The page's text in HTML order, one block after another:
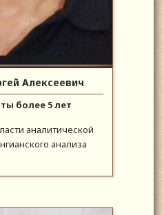
Алексеевич
более 5 лет
аналитической
анализа